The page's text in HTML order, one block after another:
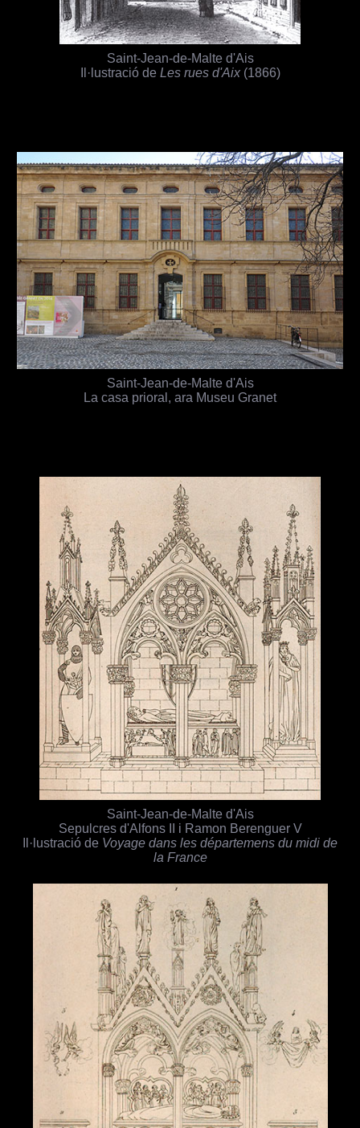
Saint-Jean-de-Malte d'Ais
Il·lustració de Les rues d'Aix(1866)
Saint-Jean-de-Malte d'Ais
La casa prioral, ara Museu Granet
Saint-Jean-de-Malte d'Ais
Sepulcres d'Alfons II i Ramon Berenguer V
Il·lustració de Voyage dans les départemens du midi de
la France